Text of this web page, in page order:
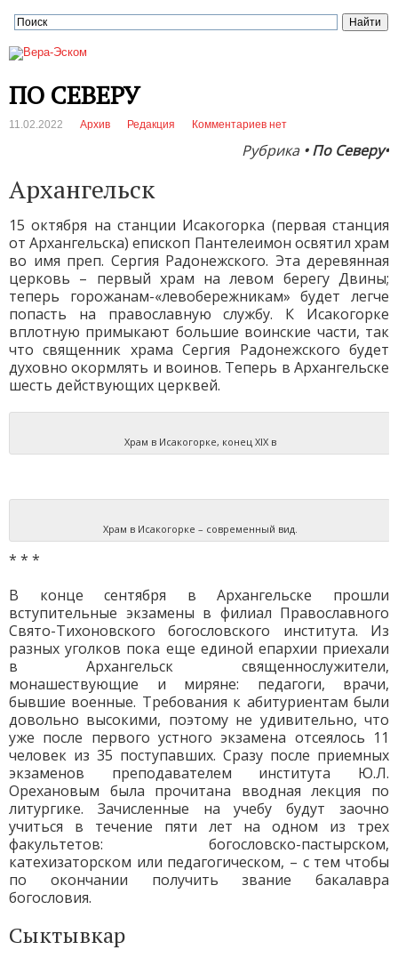
ПО СЕВЕРУ
11.02.2022 Архив Редакция Комментариев нет
Рубрика• По Северу•
Архангельск
15 октября на станции Исакогорка (первая станция
от Архангельска) епископ Пантелеимон освятил храм
во имя преп. Сергия Радонежского. Эта деревянная
церковь – первый храм на левом берегу Двины;
теперь горожанам-«левобережникам» будет легче
попасть на православную службу. К Исакогорке
вплотную примыкают большие воинские части, так
что священник храма Сергия Радонежского будет
духовно окормлять и воинов. Теперь в Архангельске
шесть действующих церквей.
Храм в Исакогорке, конец XIX в
Храм в Исакогорке – современный вид.
* * *
В конце сентября в Архангельске прошли
вступительные экзамены в филиал Православного
Свято-Тихоновского богословского института. Из
разных уголков пока еще единой епархии приехали
в Архангельск священнослужители,
монашествующие и миряне: педагоги, врачи,
бывшие военные. Требования к абитуриентам были
довольно высокими, поэтому не удивительно, что
уже после первого устного экзамена отсеялось 11
человек из 35 поступавших. Сразу после приемных
экзаменов преподавателем института Ю.Л.
Орехановым была прочитана вводная лекция по
литургике. Зачисленные на учебу будут заочно
учиться в течение пяти лет на одном из трех
факультетов: богословско-пастырском,
катехизаторском или педагогическом, – с тем чтобы
по окончании получить звание бакалавра
богословия.
Сыктывкар